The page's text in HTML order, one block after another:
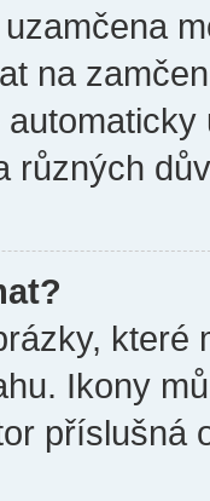
na
různých
Ikony
příslušná